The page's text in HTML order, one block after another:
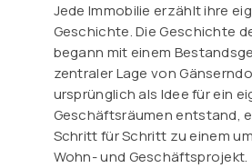
Jede Immobilie erzählt ihre
Geschichte. Die Geschichte
begann mit einem
zentraler Lage von
ursprünglich als Idee für ein
Geschäftsräumen entstand,
Schritt für Schritt zu einem
Wohn- und Geschäftsprojekt.